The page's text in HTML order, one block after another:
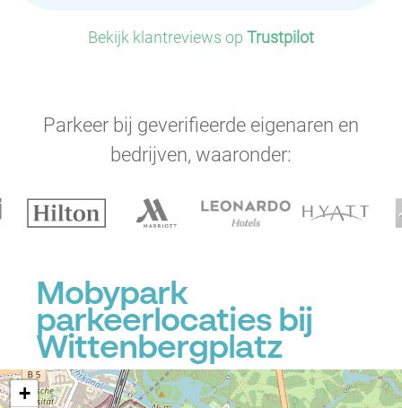
Bekijk klantreviews op Trustpilot
Parkeer bij geverifieerde eigenaren en
bedrijven, waaronder:
Mobypark
parkeerlocaties bij
Wittenbergplatz
+